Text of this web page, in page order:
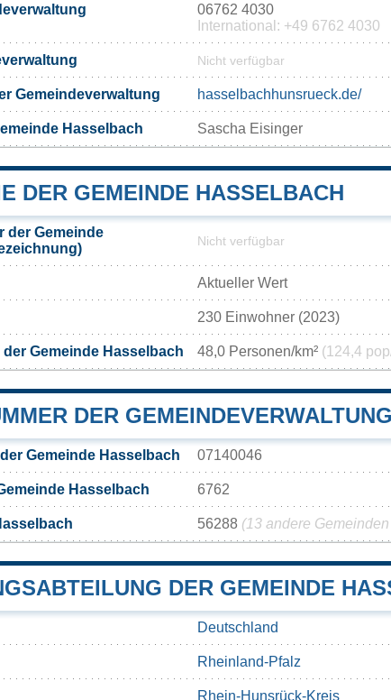
06762 4030
International: +49 6762 4030
Nicht verfügbar
Gemeindeverwaltung hasselbachhunsrueck.de/
Hasselbach Sascha Eisinger
DER GEMEINDE HASSELBACH
der Gemeinde
Nicht verfügbar
Aktueller Wert
230 Einwohner (2023)
Gemeinde Hasselbach 48,0 Personen/km² (124,4
DER
Gemeinde Hasselbach 07140046
Hasselbach 6762
56288 (13 andere
DER GEMEINDE
Deutschland
Rheinland-Pfalz
Rhein-Hunsrück-Kreis